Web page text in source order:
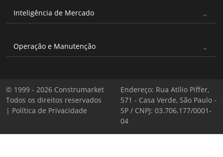
Inteligência de Mercado
Operação e Manutenção
© 1999 - 2026 Construmarket
Todos os direitos reservados
| Política de Privacidade
Endereço: Rua Atílio Piffer,
571 - Casa Verde, São Paulo -
SP / CNPJ: 03.706.177/0001-
04